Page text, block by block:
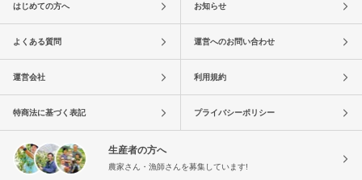
はじめての方へ お知らせ
よくある質問 運営へのお問い合わせ
運営会社 利用規約
特商法に基づく表記 プライバシーポリシー
生産者の方へ
農家さん・漁師さんを募集しています!